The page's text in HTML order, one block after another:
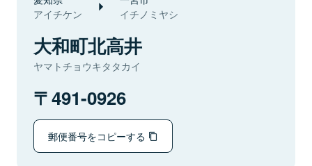
アイチケン イチノミヤシ
大和町北高井
ヤマトチョウキタタカイ
491-0926
郵便番号をコピーする